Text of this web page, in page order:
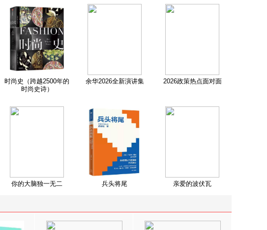
时尚史（跨越2500年的
时尚史诗）
余华2026全新演讲集 2026政策热点面对面
你的大脑独一无二 兵头将尾 亲爱的波伏瓦